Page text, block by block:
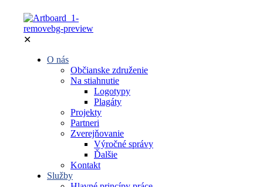
✕
O nás
Občianske združenie
Na stiahnutie
Logotypy
Plagáty
Projekty
Partneri
Zverejňovanie
Výročné správy
Ďalšie
Kontakt
Služby